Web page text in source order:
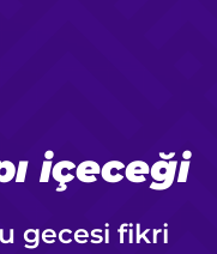
içeceği
gecesi fikri